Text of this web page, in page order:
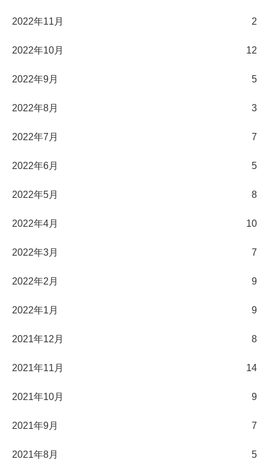
2022年11月 2
2022年10月 12
2022年9月 5
2022年8月 3
2022年7月 7
2022年6月 5
2022年5月 8
2022年4月 10
2022年3月 7
2022年2月 9
2022年1月 9
2021年12月 8
2021年11月 14
2021年10月 9
2021年9月 7
2021年8月 5